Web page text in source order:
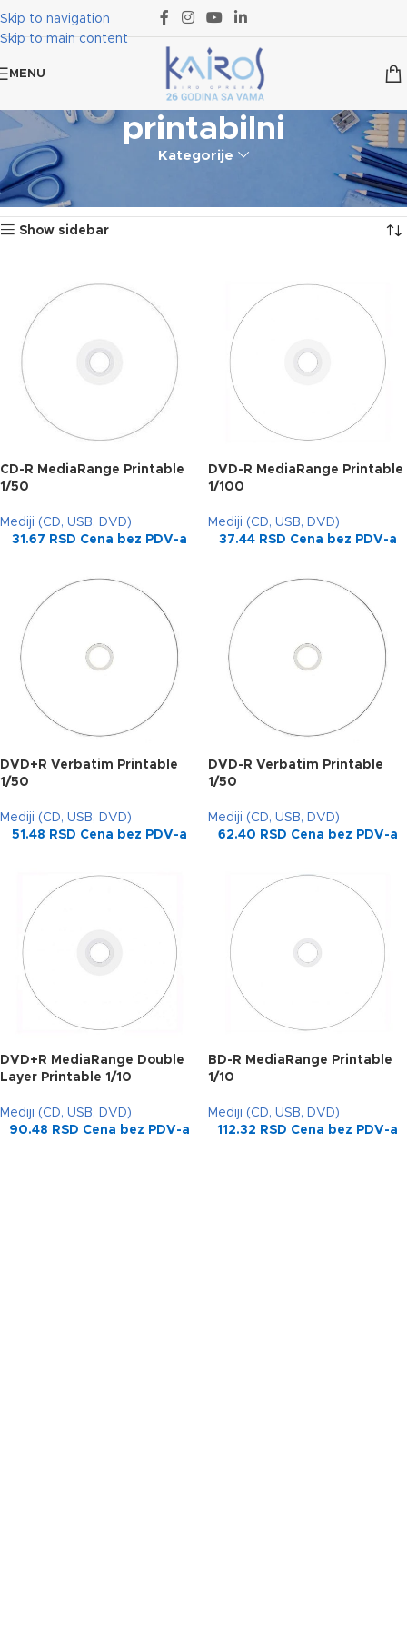
Skip to navigation
Skip to main content
MENU
printabilni
Kategorije
Početna Proizvod označen „printabilni“
Prikazano je svih 6 rezultata
Show sidebar
CD-R MediaRange Printable
1/50
Mediji (CD, USB, DVD)
31.67 RSD Cena bez PDV-a
DVD-R MediaRange Printable
1/100
Mediji (CD, USB, DVD)
37.44 RSD Cena bez PDV-a
DVD+R Verbatim Printable
1/50
Mediji (CD, USB, DVD)
51.48 RSD Cena bez PDV-a
DVD-R Verbatim Printable
1/50
Mediji (CD, USB, DVD)
62.40 RSD Cena bez PDV-a
DVD+R MediaRange Double
Layer Printable 1/10
Mediji (CD, USB, DVD)
90.48 RSD Cena bez PDV-a
BD-R MediaRange Printable
1/10
Mediji (CD, USB, DVD)
112.32 RSD Cena bez PDV-a